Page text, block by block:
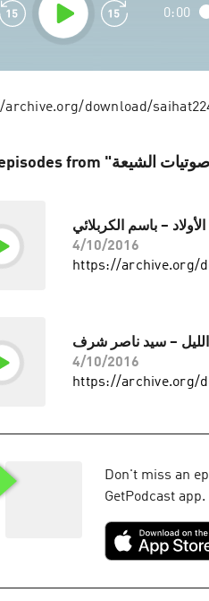
0:00
download/
– باسم الكربلائي
4/10/2016
https://archive.org/
– سيد ناصر شرف
4/10/2016
https://archive.org/
Don't miss an
GetPodcast app.